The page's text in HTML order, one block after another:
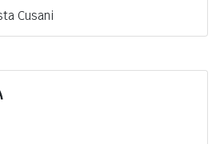
Cusani